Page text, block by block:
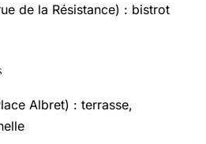
de la Résistance) : bistrot
Albret) : terrasse,